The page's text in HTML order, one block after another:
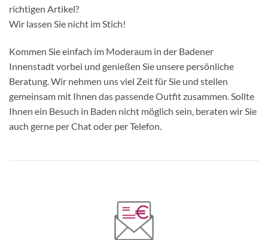
richtigen Artikel?
Wir lassen Sie nicht im Stich!
Kommen Sie einfach im Moderaum in der Badener
Innenstadt vorbei und genießen Sie unsere persönliche
Beratung. Wir nehmen uns viel Zeit für Sie und stellen
gemeinsam mit Ihnen das passende Outfit zusammen. Sollte
Ihnen ein Besuch in Baden nicht möglich sein, beraten wir Sie
auch gerne per Chat oder per Telefon.